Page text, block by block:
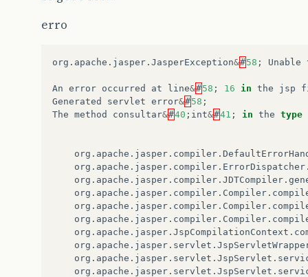
erro
org . apache . jasper . JasperException&#58 ; Unable
An error occurred at line&#58 ; 16 in the jsp
Generated
servlet error&#58 ;
The method consultar&#40 ; int&#41 ; in the type
org . apache . jasper . compiler .
org . apache . jasper . compiler . ErrorDispatcher
org . apache . jasper . compiler . JDTCompiler .
org . apache . jasper . compiler . Compiler .
org . apache . jasper . compiler . Compiler .
org . apache . jasper . compiler . Compiler .
org . apache . jasper . JspCompilationContext .
org . apache . jasper . servlet .
org . apache . jasper . servlet . JspServlet .
org . apache . jasper . servlet . JspServlet .